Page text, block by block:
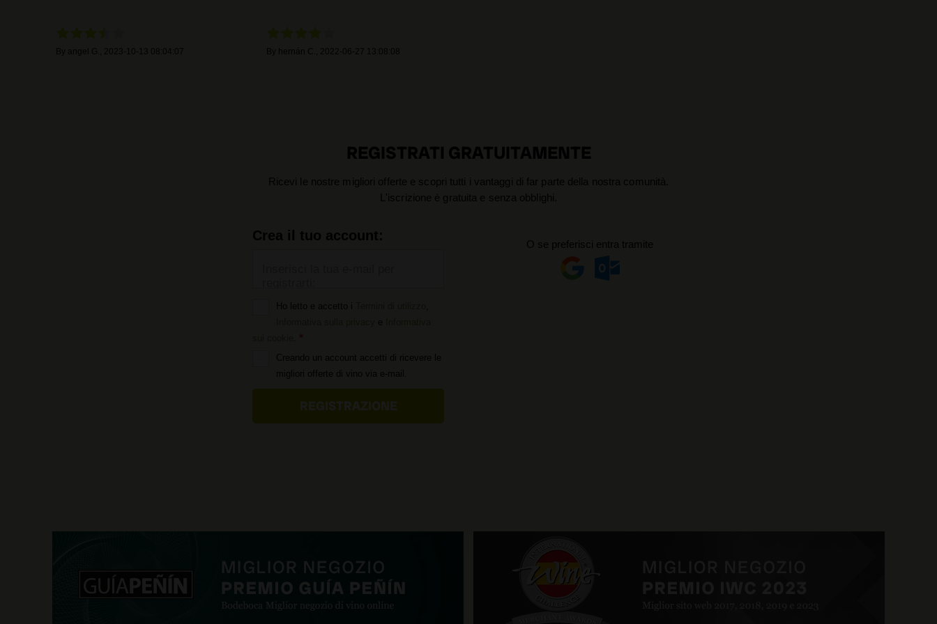
angel G. 2023-10-13 08:04:07 hernán C. 2022-06-27 13:08:08
REGISTRATI GRATUITAMENTE
Ricevi le nostre migliori offerte e scopri tutti i vantaggi di far parte della nostra comunità.
L'iscrizione è gratuita e senza obblighi.
Crea il tuo account:
Ho letto e accetto i
Creando un account accetti di ricevere le
migliori offerte di vino via e-mail.
O se preferisci entra tramite